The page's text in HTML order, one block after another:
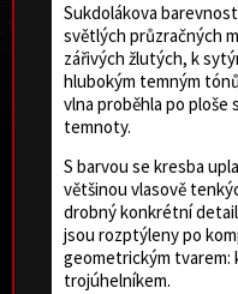
Sukdolákova
světlých průzračných
zářivých žlutých, k
hlubokým temným
vlna proběhla po ploše
temnoty.
S barvou se kresba
většinou vlasově
drobný konkrétní
jsou rozptýleny po
geometrickým tvarem:
trojúhelníkem.